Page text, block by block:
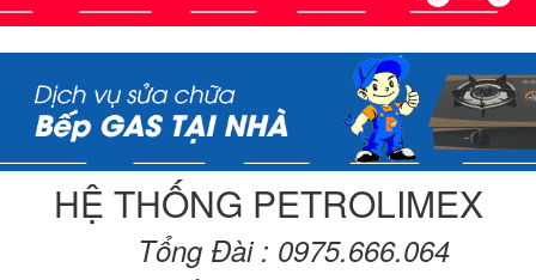
HỆ THỐNG PETROLIMEX
Tổng Đài : 0975.666.064